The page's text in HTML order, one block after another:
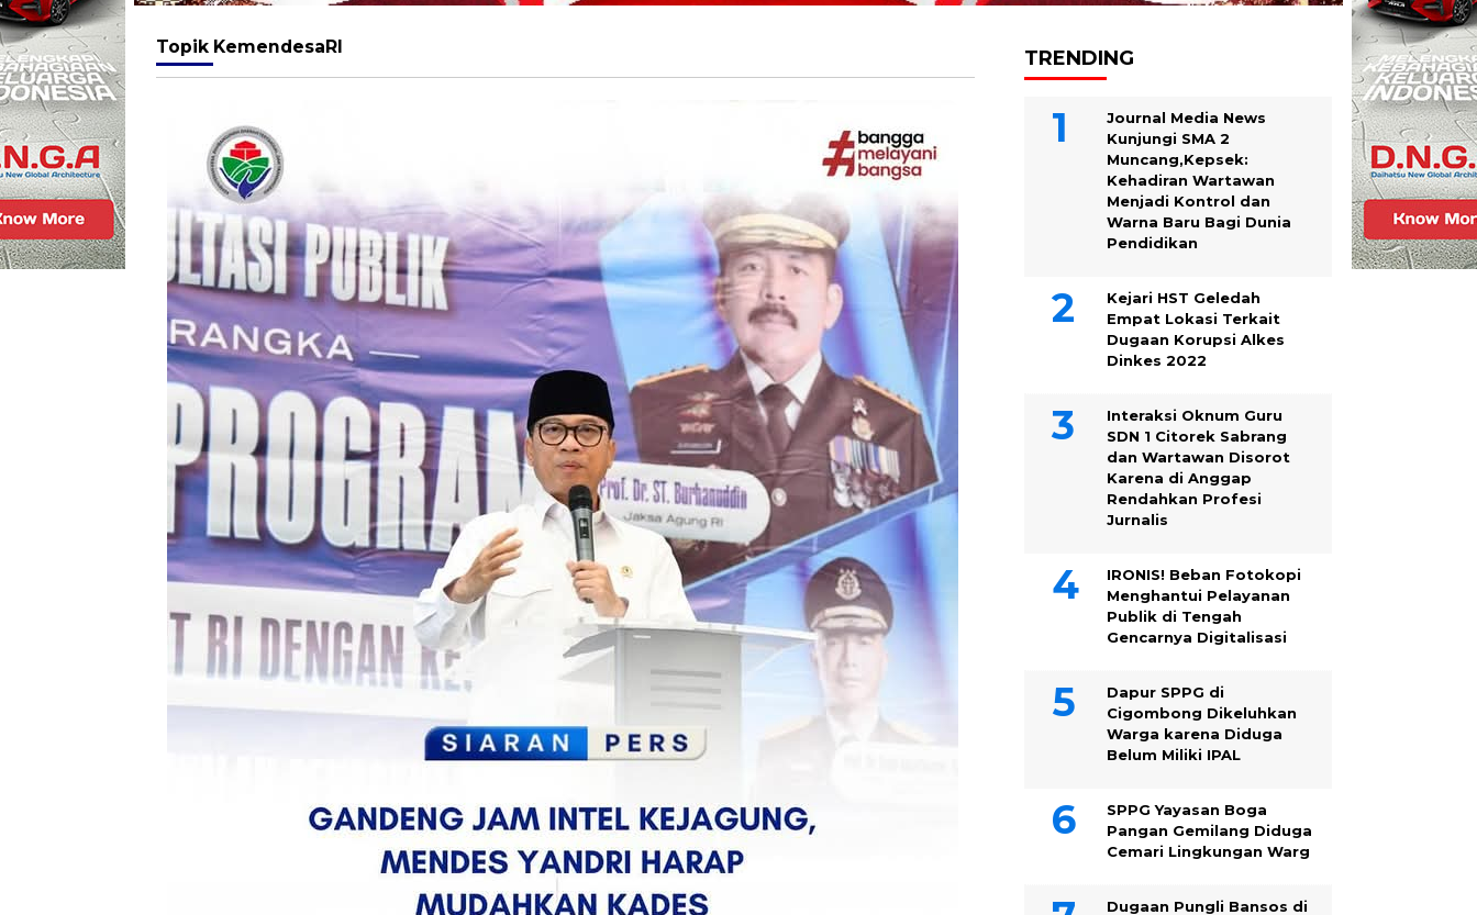
Topik KemendesaRI TRENDING
Journal Media News
Kunjungi SMA 2
Muncang,Kepsek:
Kehadiran Wartawan
Menjadi Kontrol dan
Warna Baru Bagi Dunia
Pendidikan
Kejari HST Geledah
Empat Lokasi Terkait
Dugaan Korupsi Alkes
Dinkes 2022
Interaksi Oknum Guru
SDN 1 Citorek Sabrang
dan Wartawan Disorot
Karena di Anggap
Rendahkan Profesi
Jurnalis
IRONIS! Beban Fotokopi
Menghantui Pelayanan
Publik di Tengah
Gencarnya Digitalisasi
Dapur SPPG di
Cigombong Dikeluhkan
Warga karena Diduga
Belum Miliki IPAL
SPPG Yayasan Boga
Pangan Gemilang Diduga
Cemari Lingkungan Warg
Dugaan Pungli Bansos di